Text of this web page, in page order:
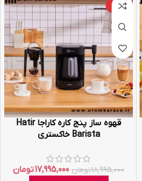
-5%
قهوه ساز پنج کاره کاراجا Hatir
Barista خاکستری
18,995,000تومان 17,995,000تومان